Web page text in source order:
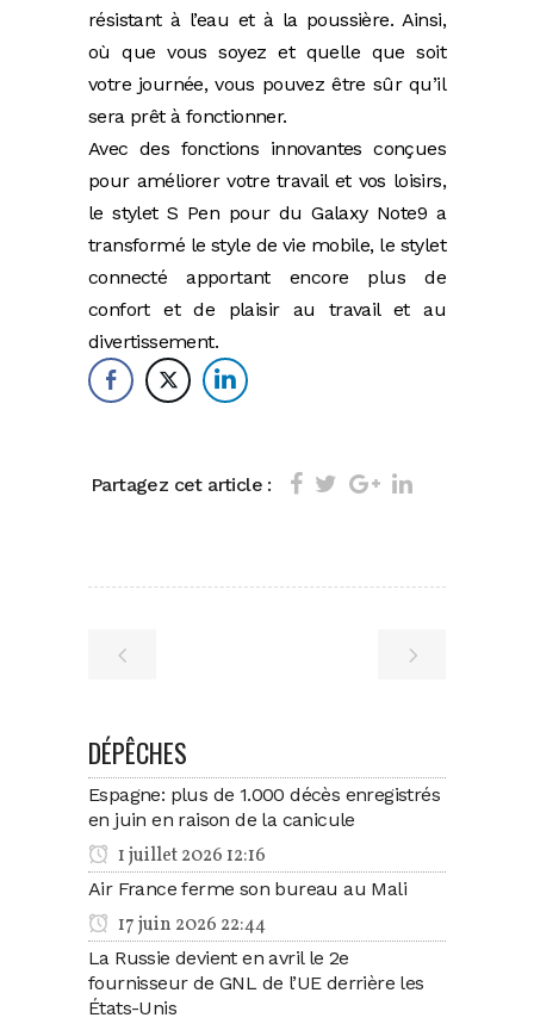
résistant à l’eau et à la poussière. Ainsi,
où que vous soyez et quelle que soit
votre journée, vous pouvez être sûr qu’il
sera prêt à fonctionner.
Avec des fonctions innovantes conçues
pour améliorer votre travail et vos loisirs,
le stylet S Pen pour du Galaxy Note9 a
transformé le style de vie mobile, le stylet
connecté apportant encore plus de
confort et de plaisir au travail et au
divertissement.
Partagez cet article :
DÉPÊCHES
Espagne: plus de 1.000 décès enregistrés
en juin en raison de la canicule
1 juillet 2026 12:16
Air France ferme son bureau au Mali
17 juin 2026 22:44
La Russie devient en avril le 2e
fournisseur de GNL de l’UE derrière les
États-Unis